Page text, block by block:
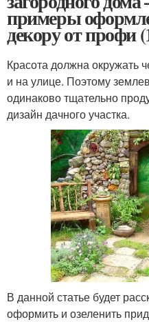
примеры
декору от профи
Красота должна окружать
и на улице. Поэтому
одинаково тщательно
дизайн дачного участка.
В данной статье будет
оформить и озеленить